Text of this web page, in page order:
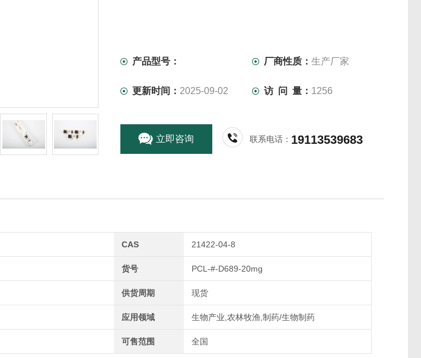
产品型号： 厂商性质：生产厂家
更新时间： 2025-09-02 访 问 量： 1256
立即咨询 联系电话： 19113539683
CAS 21422-04-8
货号 PCL-#-D689-20mg
供货周期 现货
应用领域 生物产业,农林牧渔,制药/生物制药
可售范围 全国